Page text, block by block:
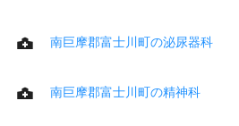
南巨摩郡富士川町の泌尿器科
南巨摩郡富士川町の精神科